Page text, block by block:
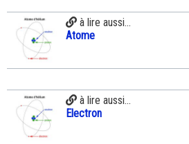
à lire aussi...
Atome
à lire aussi...
Electron